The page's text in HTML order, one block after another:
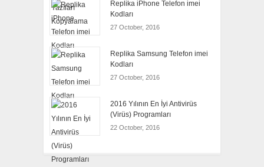
Replika iPhone Telefon imei
Kodları
27 October, 2016
Replika Samsung Telefon imei
Kodları
27 October, 2016
2016 Yılının En İyi Antivirüs
(Virüs) Programları
22 October, 2016